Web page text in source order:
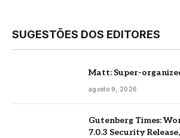
SUGESTÕES DOS EDITORES
Matt: Super-
agosto 9, 2026
Gutenberg Times:
7.0.3 Security